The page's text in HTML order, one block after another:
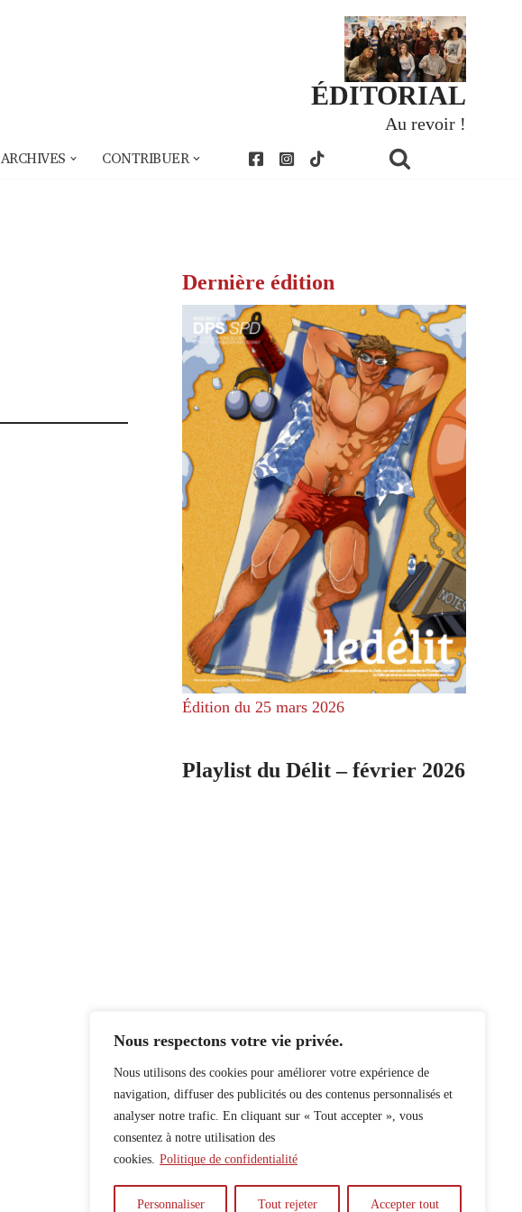
Nous respectons votre vie privée.
Nous utilisons des cookies pour améliorer votre expérience de
navigation, diffuser des publicités ou des contenus personnalisés et
analyser notre trafic. En cliquant sur « Tout accepter », vous
consentez à notre utilisation des
cookies. Politique de confidentialité
Personnaliser Tout rejeter Accepter tout
ÉDITORIAL
Au revoir !
ARCHIVES CONTRIBUER
Dernière édition
Édition du 25 mars 2026
Playlist du Délit – février 2026